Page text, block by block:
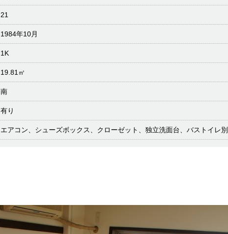
21
1984年10月
1K
19.81㎡
南
有り
エアコン、シューズボックス、クローゼット、独立洗面台、バストイレ別